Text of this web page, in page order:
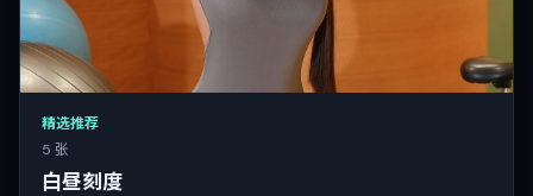
精选推荐
5 张
白昼刻度